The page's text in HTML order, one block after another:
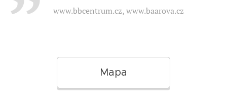
www.bbcentrum.cz, www.baarova.cz
Mapa